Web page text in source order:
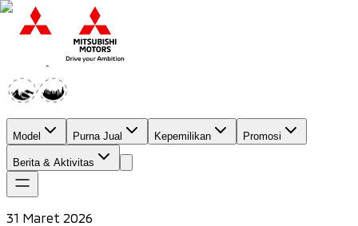
Model Purna Jual Kepemilikan Promosi
Berita & Aktivitas
31 Maret 2026